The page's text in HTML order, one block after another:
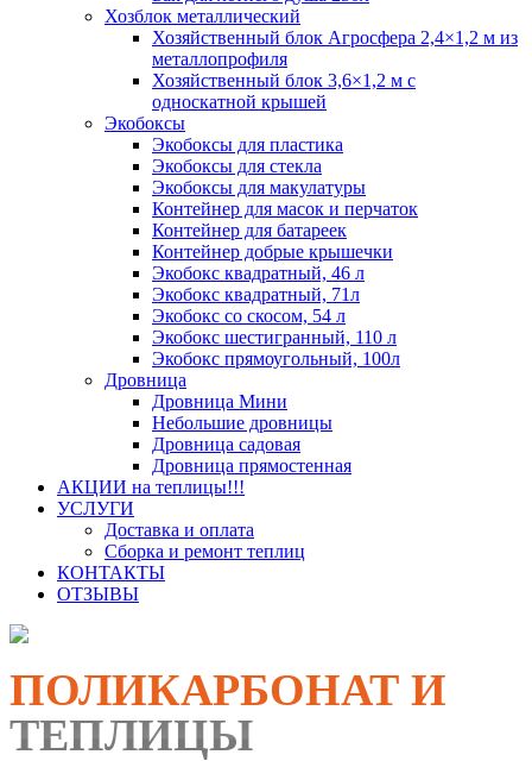
Хозблок металлический
Хозяйственный блок Агросфера 2,4×1,2 м из
металлопрофиля
Хозяйственный блок 3,6×1,2 м с
односкатной крышей
Экобоксы
Экобоксы для пластика
Экобоксы для стекла
Экобоксы для макулатуры
Контейнер для масок и перчаток
Контейнер для батареек
Контейнер добрые крышечки
Экобокс квадратный, 46 л
Экобокс квадратный, 71л
Экобокс со скосом, 54 л
Экобокс шестигранный, 110 л
Экобокс прямоугольный, 100л
Дровница
Дровница Мини
Небольшие дровницы
Дровница садовая
Дровница прямостенная
АКЦИИ на теплицы!!!
УСЛУГИ
Доставка и оплата
Сборка и ремонт теплиц
КОНТАКТЫ
ОТЗЫВЫ
ПОЛИКАРБОНАТ И
ТЕПЛИЦЫ